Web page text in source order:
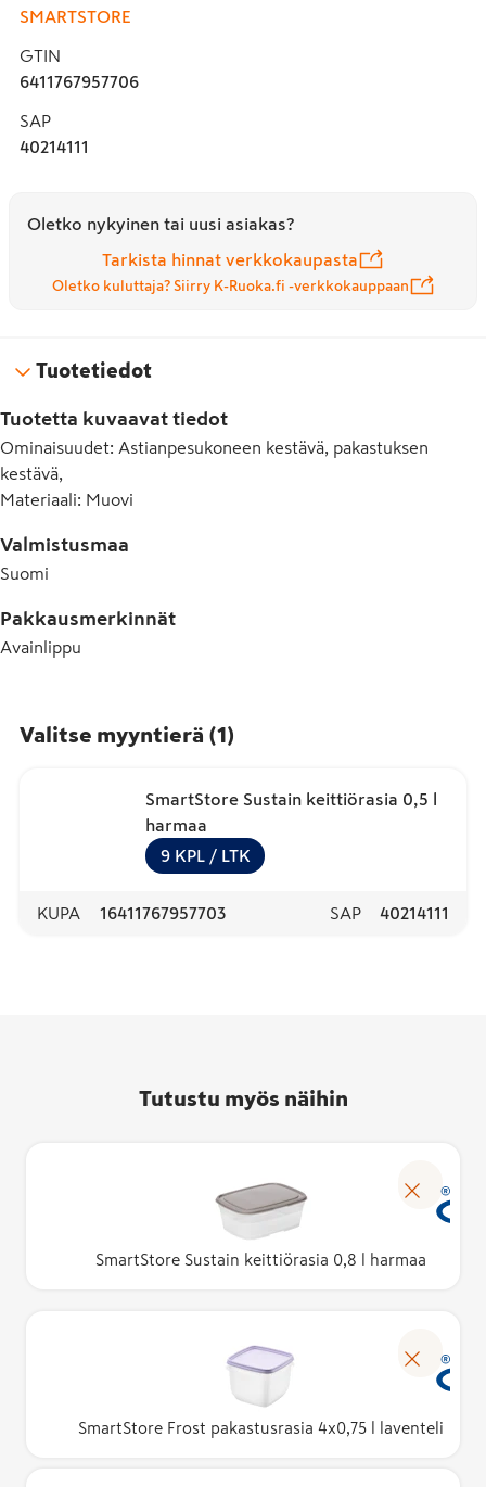
SMARTSTORE
GTIN
6411767957706
SAP
40214111
Oletko nykyinen tai uusi asiakas?
Tarkista hinnat verkkokaupasta
Oletko kuluttaja? Siirry K-Ruoka.fi -verkkokauppaan
Tuotetiedot
Tuotetta kuvaavat tiedot
Ominaisuudet: Astianpesukoneen kestävä, pakastuksen
kestävä,
Materiaali: Muovi
Valmistusmaa
Suomi
Pakkausmerkinnät
Avainlippu
Valitse myyntierä (1)
SmartStore Sustain keittiörasia 0,5 l
harmaa
9 KPL / LTK
KUPA 16411767957703 SAP 40214111
Tutustu myös näihin
SmartStore Sustain keittiörasia 0,8 l harmaa
SmartStore Frost pakastusrasia 4x0,75 l laventeli